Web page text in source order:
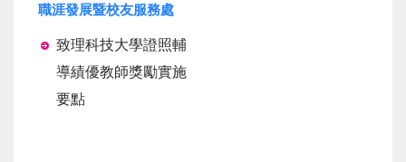
職涯發展暨校友服務處
致理科技大學證照輔
導績優教師獎勵實施
要點